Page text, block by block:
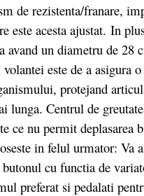
de rezistenta/franare,
este acesta ajustat. In
avand un diametru de 28
este de a asigura
protejand
lunga. Centrul de
ce nu permit deplasarea
in felul urmator: Va
cu functia de
preferat si pedalati